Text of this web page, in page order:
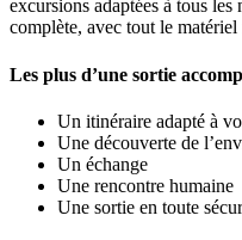
excursions adaptées à tous
complète, avec tout le
Les plus d’une sortie
Un itinéraire adapté à
Une découverte de
Un échange
Une rencontre humaine
Une sortie en toute